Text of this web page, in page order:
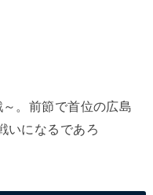
。前節で首位の広島
いになるであろ